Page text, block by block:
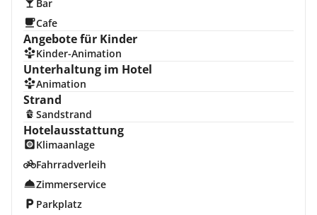
Bar
Cafe
Angebote für Kinder
Kinder-Animation
Unterhaltung im Hotel
Animation
Strand
Sandstrand
Hotelausstattung
Klimaanlage
Fahrradverleih
Zimmerservice
Parkplatz